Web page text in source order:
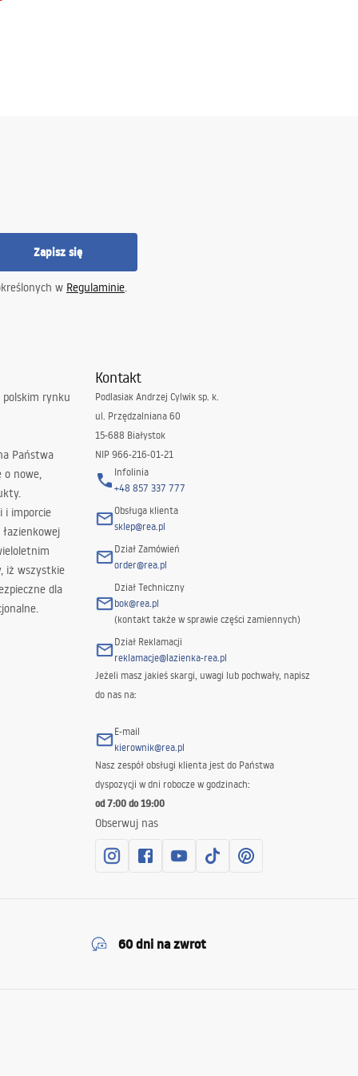
Zapisz się
w Regulaminie.
polskim rynku
Państwa
o nowe,
i imporcie
iż wszystkie
dla
Kontakt
Podlasiak Andrzej Cylwik sp. k.
ul. Przędzalniana 60
15-688 Białystok
NIP 966-216-01-21
Infolinia
+48 857 337 777
Obsługa klienta
sklep@rea.pl
Dział Zamówień
order@rea.pl
Dział Techniczny
bok@rea.pl
(kontakt także w sprawie części zamiennych)
Dział Reklamacji
reklamacje@lazienka-rea.pl
Jeżeli masz jakieś skargi, uwagi lub pochwały, napisz
do nas na:
E-mail
kierownik@rea.pl
Nasz zespół obsługi klienta jest do Państwa
dyspozycji w dni robocze w godzinach:
od 7:00 do 19:00
Obserwuj nas
60 dni na zwrot